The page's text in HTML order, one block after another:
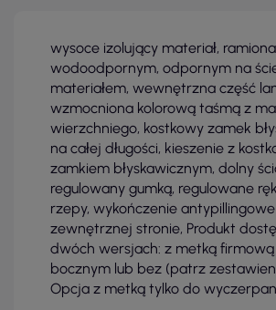
wysoce izolujący materiał,
wodoodpornym, odpornym na
materiałem, wewnętrzna część
wzmocniona kolorową taśmą z
wierzchniego, kostkowy zamek
na całej długości, kieszenie z
zamkiem błyskawicznym, dolny
regulowany gumką, regulowane
rzepy, wykończenie
zewnętrznej stronie, Produkt
dwóch wersjach: z metką
bocznym lub bez (patrz
Opcja z metką tylko do